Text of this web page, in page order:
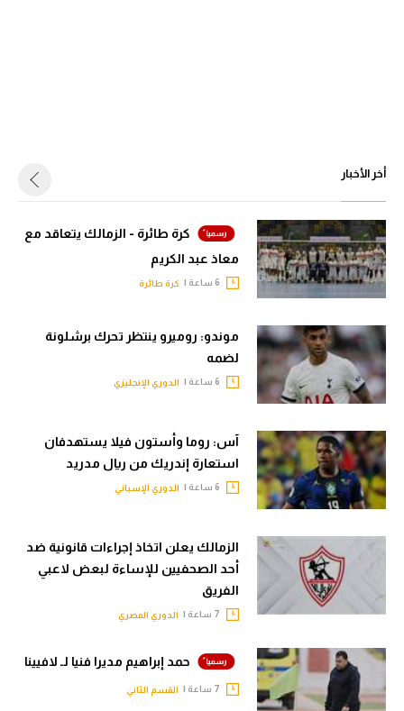
أخر الأخبار
كرة طائرة - الزمالك يتعاقد مع
معاذ عبد الكريم
كرة طائرة
موندو: روميرو ينتظر تحرك برشلونة
لضمه
الدوري الإنجليزي
آس: روما وأستون فيلا يستهدفان
استعارة إندريك من ريال مدريد
الدوري الإسباني
الزمالك يعلن اتخاذ إجراءات قانونية ضد
أحد الصحفيين للإساءة لبعض لاعبي
الفريق
الدوري المصري
حمد إبراهيم مديرا فنيا لـ لافيينا
القسم الثاني